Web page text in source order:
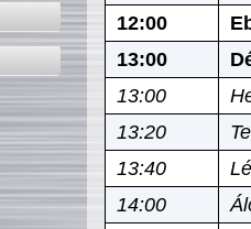
12:00
13:00
13:00
13:20
13:40
14:00